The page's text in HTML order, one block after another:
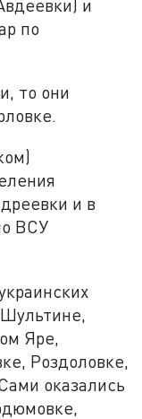
и
по
то они
и в
ВСУ
Яре,
Роздоловке,
оказались